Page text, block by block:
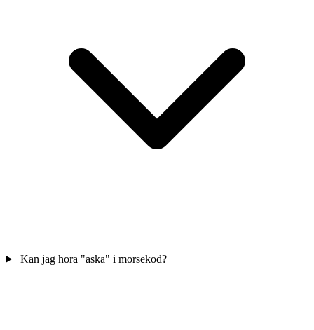
Kan jag hora "aska" i morsekod?